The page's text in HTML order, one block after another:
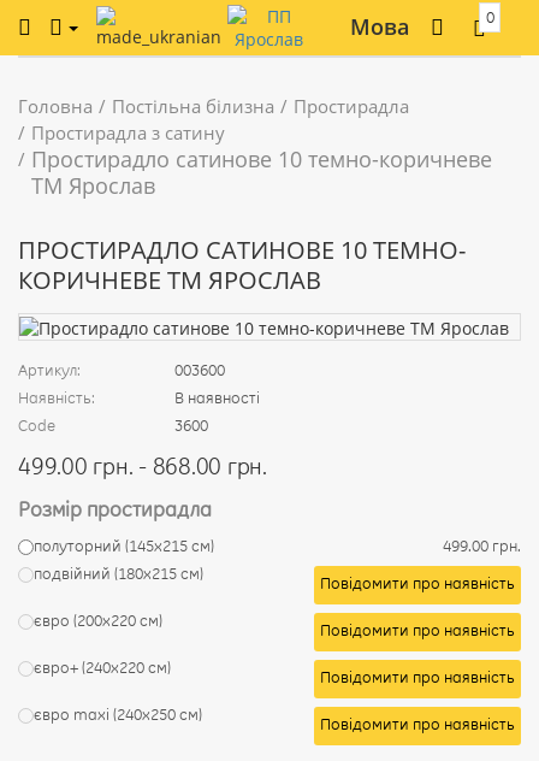
Мова 0
Головна Постільна білизна
Простирадла
Простирадла з сатину
Простирадло сатинове 10 темно-коричневе
ТМ Ярослав
ПРОСТИРАДЛО САТИНОВЕ 10 ТЕМНО-
КОРИЧНЕВЕ ТМ ЯРОСЛАВ
Артикул:
003600
Наявність:
В наявності
Code
3600
499.00 грн. - 868.00 грн.
Розмір простирадла
полуторний (145х215 см)
499.00 грн.
подвійний (180х215 см)
Повідомити про наявність
євро (200х220 см)
Повідомити про наявність
євро+ (240х220 см)
Повідомити про наявність
євро maxi (240х250 см)
Повідомити про наявність